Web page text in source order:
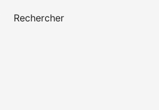
Rechercher